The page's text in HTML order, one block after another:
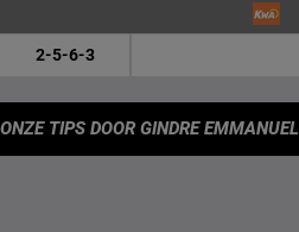
2-5-6-3
ONZE TIPS DOOR GINDRE EMMANUEL